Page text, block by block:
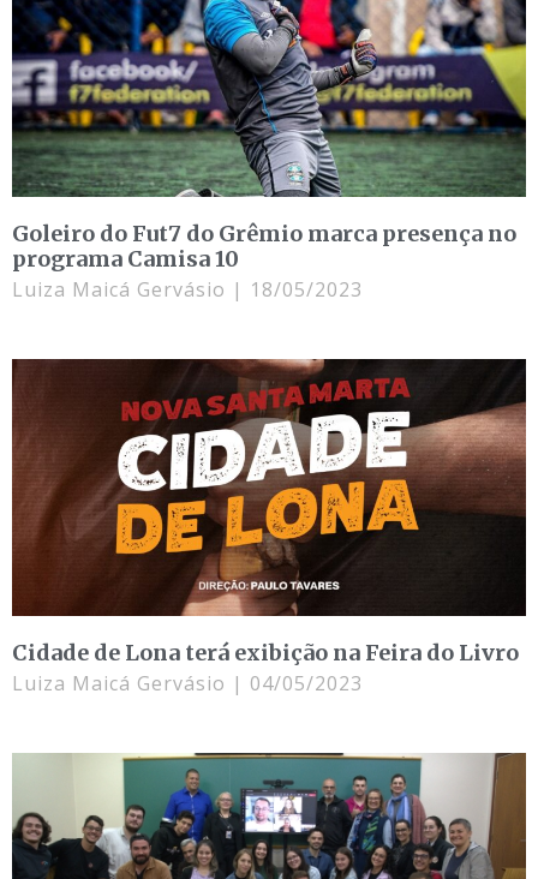
Goleiro do Fut7 do Grêmio marca presença no
programa Camisa 10
Luiza Maicá Gervásio 18/05/2023
Cidade de Lona terá exibição na Feira do Livro
Luiza Maicá Gervásio 04/05/2023